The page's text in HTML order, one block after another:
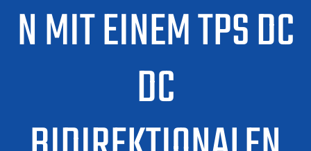
N MIT EINEM TPS DC
DC